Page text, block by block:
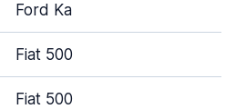
Ford Ka
Fiat 500
Fiat 500